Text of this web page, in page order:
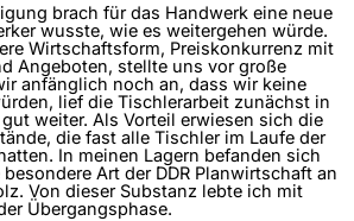
brach für das Handwerk eine neue
wusste, wie es weitergehen würde.
Wirtschaftsform, Preiskonkurrenz mit
Angeboten, stellte uns vor große
anfänglich noch an, dass wir keine
lief die Tischlerarbeit zunächst in
weiter. Als Vorteil erwiesen sich die
die fast alle Tischler im Laufe der
In meinen Lagern befanden sich
Art der DDR Planwirtschaft an
Von dieser Substanz lebte ich mit
Übergangsphase.